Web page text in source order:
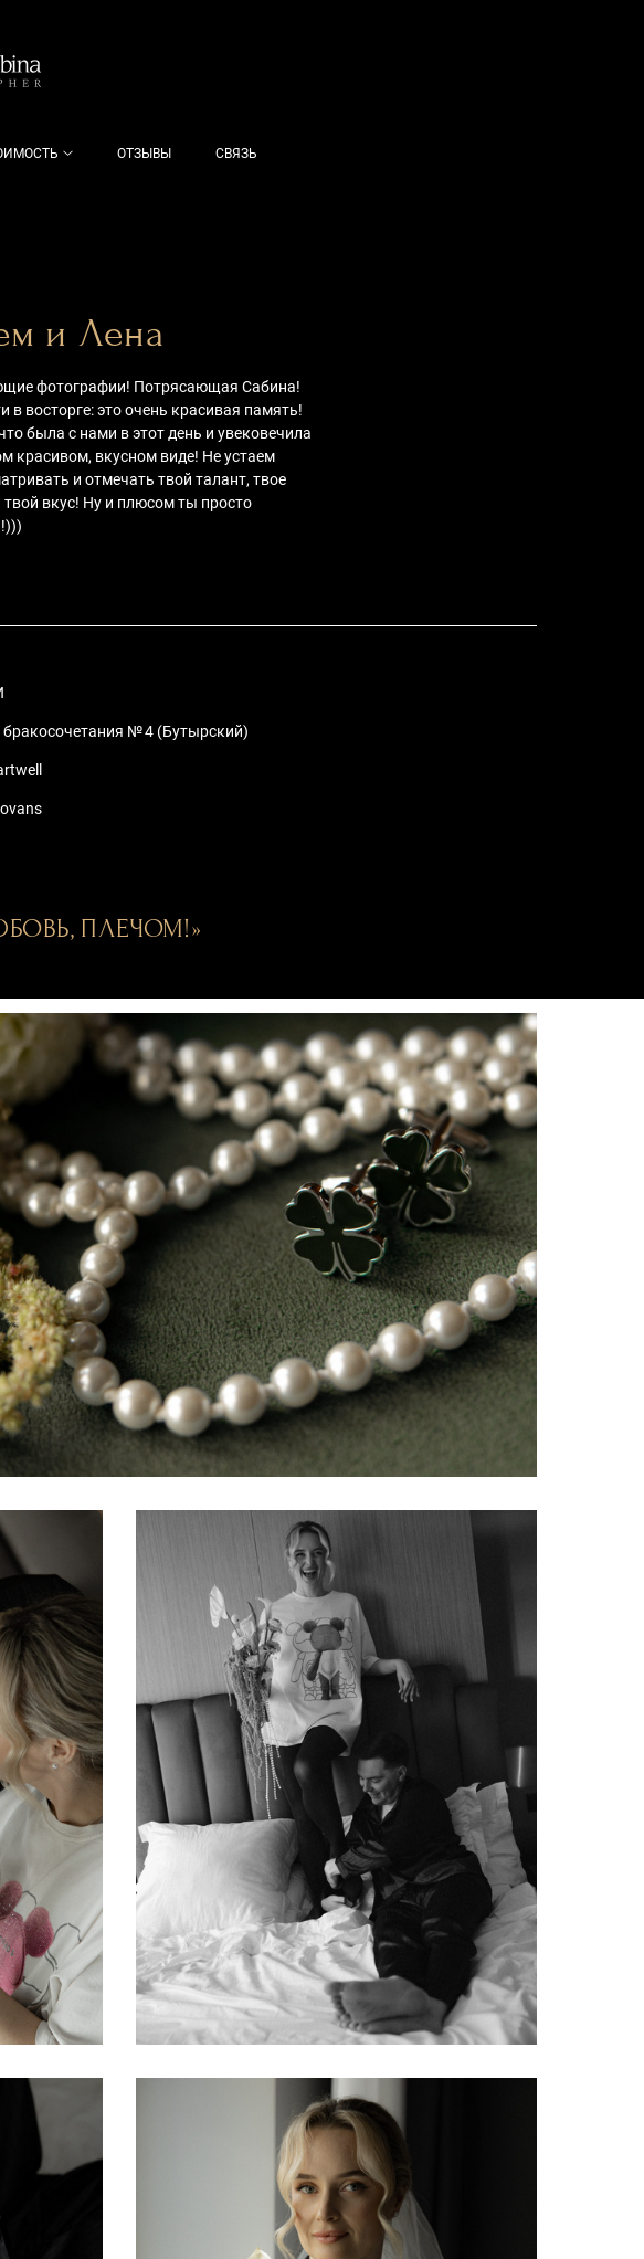
ОТЗЫВЫ СВЯЗЬ
и Лена
фотографии! Потрясающая Сабина!
в восторге: это очень красивая память!
была с нами в этот день и увековечила
красивом, вкусном виде! Не устаем
и отмечать твой талант, твое
твой вкус! Ну и плюсом ты просто
№ 4 (Бутырский)
ПЛЕЧОМ!»